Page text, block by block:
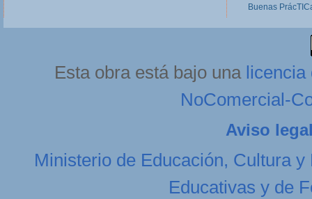
Buenas
Esta obra está bajo una licencia
NoComercial-
Aviso
Ministerio de Educación, Cultura y
Educativas y de